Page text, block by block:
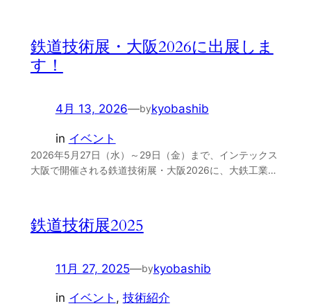
鉄道技術展・大阪2026に出展しま
す！
4月 13, 2026—bykyobashib
in イベント
2026年5月27日（水）～29日（金）まで、インテックス
大阪で開催される鉄道技術展・大阪2026に、大鉄工業…
鉄道技術展2025
11月 27, 2025—bykyobashib
in イベント , 技術紹介